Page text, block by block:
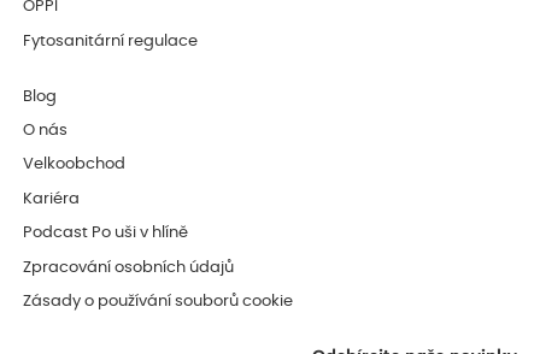
OPPI
Fytosanitární regulace
Blog
O nás
Velkoobchod
Kariéra
Podcast Po uši v hlíně
Zpracování osobních údajů
Zásady o používání souborů cookie